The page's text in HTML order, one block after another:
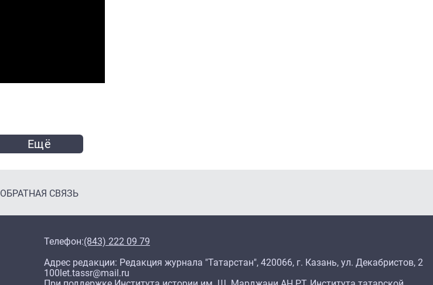
Ещё
ОБРАТНАЯ СВЯЗЬ
Телефон:(843) 222 09 79
Адрес редакции: Редакция журнала "Татарстан", 420066, г. Казань, ул. Декабристов, 2
100let.tassr@mail.ru